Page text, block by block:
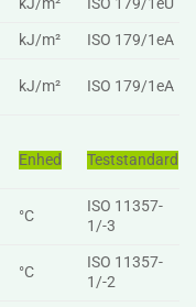
kJ/m²
ISO 179/1eA
kJ/m² ISO 179/1eA
Enhed Teststandard
°C
ISO 11357-
1/-3
°C
ISO 11357-
1/-2